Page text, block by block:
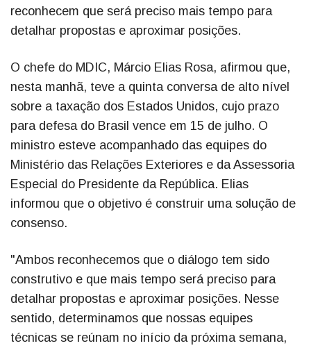
reconhecem que será preciso mais tempo para
detalhar propostas e aproximar posições.
O chefe do MDIC, Márcio Elias Rosa, afirmou que,
nesta manhã, teve a quinta conversa de alto nível
sobre a taxação dos Estados Unidos, cujo prazo
para defesa do Brasil vence em 15 de julho. O
ministro esteve acompanhado das equipes do
Ministério das Relações Exteriores e da Assessoria
Especial do Presidente da República. Elias
informou que o objetivo é construir uma solução de
consenso.
"Ambos reconhecemos que o diálogo tem sido
construtivo e que mais tempo será preciso para
detalhar propostas e aproximar posições. Nesse
sentido, determinamos que nossas equipes
técnicas se reúnam no início da próxima semana,